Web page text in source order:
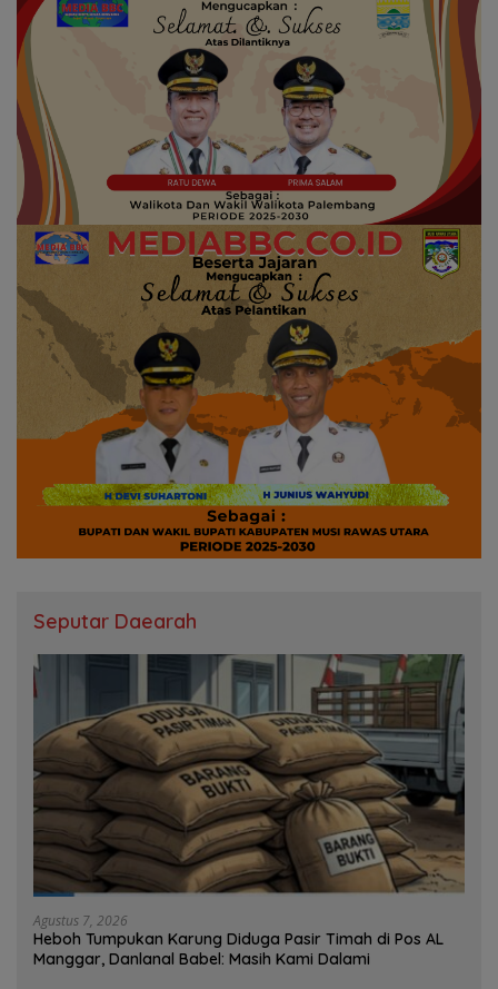
Seputar Daearah
Agustus 7, 2026
Heboh Tumpukan Karung Diduga Pasir Timah di Pos AL
Manggar, Danlanal Babel: Masih Kami Dalami